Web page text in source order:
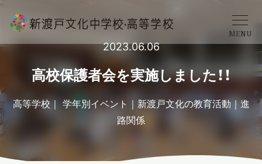
学校概要
中学校
高等学校
MENU
2023.06.06
高校保護者会を実施しました！！
高等学校 学年別イベント 新渡戸文化の教育活動
進
路関係